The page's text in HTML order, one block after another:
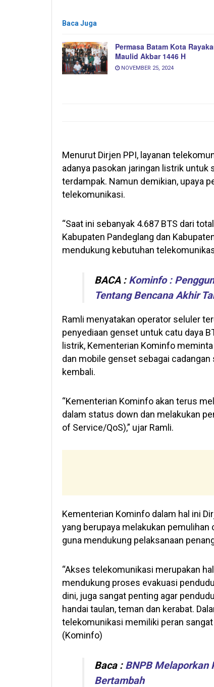
Baca Juga
Permasa Batam Kota
Maulid Akbar 1446 H
NOVEMBER 25, 2024
Menurut Dirjen PPI, layanan
adanya pasokan jaringan listrik untuk
terdampak. Namun demikian, upaya
telekomunikasi.
“Saat ini sebanyak 4.687 BTS dari
Kabupaten Pandeglang dan
mendukung kebutuhan
BACA : Kominfo :
Tentang Bencana Akhir
Ramli menyatakan operator seluler
penyediaan genset untuk catu daya
listrik, Kementerian Kominfo
dan mobile genset sebagai
kembali.
“Kementerian Kominfo akan terus
dalam status down dan melakukan
of Service/QoS),” ujar Ramli.
Kementerian Kominfo dalam hal ini
yang berupaya melakukan
guna mendukung pelaksanaan
“Akses telekomunikasi merupakan
mendukung proses evakuasi
dini, juga sangat penting agar
handai taulan, teman dan kerabat.
telekomunikasi memiliki peran
(Kominfo)
Baca : BNPB Melaporkan
Bertambah